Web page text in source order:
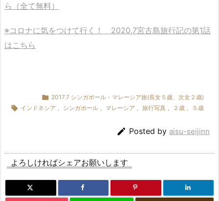
ら（全て無料）
※コロナに気をつけて行く！ 2020.7宮古島旅行記の第1話
はこちら
 2017.7 シンガポール・マレーシア旅(長女５歳、次女２歳)
 インドネシア , シンガポール , マレーシア , 旅行写真 , ２歳 , ５歳
 Posted by aisu-seijinn
よろしければシェアお願いします